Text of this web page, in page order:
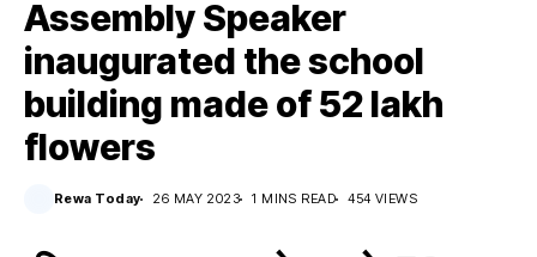
Assembly Speaker
inaugurated the school
building made of 52 lakh
flowers
Rewa Today 26 MAY 2023 1 MINS READ 454 VIEWS